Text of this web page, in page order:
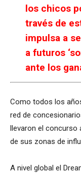
los chicos
través de
impulsa a
a futuros
ante los
Como todos los
red de
llevaron el concurso
de sus zonas de
A nivel global el